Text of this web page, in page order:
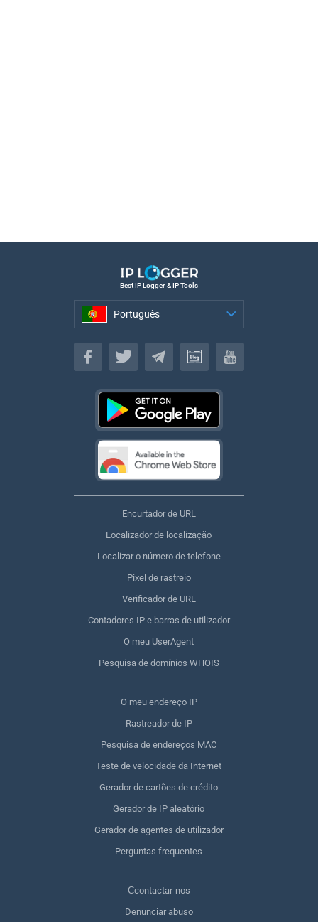
Best IP Logger & IP Tools
Português
Português
Encurtador de URL
Localizador de localização
Localizar o número de telefone
Pixel de rastreio
Verificador de URL
Contadores IP e barras de utilizador
O meu UserAgent
Pesquisa de domínios WHOIS
O meu endereço IP
Rastreador de IP
Pesquisa de endereços MAC
Teste de velocidade da Internet
Gerador de cartões de crédito
Gerador de IP aleatório
Gerador de agentes de utilizador
Perguntas frequentes
Сcontactar-nos
Denunciar abuso